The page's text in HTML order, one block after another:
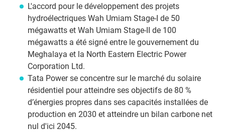
L'accord pour le développement des projets
hydroélectriques Wah Umiam Stage-I de 50
mégawatts et Wah Umiam Stage-II de 100
mégawatts a été signé entre le gouvernement du
Meghalaya et la North Eastern Electric Power
Corporation Ltd.
Tata Power se concentre sur le marché du solaire
résidentiel pour atteindre ses objectifs de 80 %
d’énergies propres dans ses capacités installées de
production en 2030 et atteindre un bilan carbone net
nul d'ici 2045.